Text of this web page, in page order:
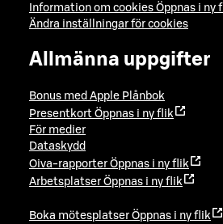
Information om cookies Öppnas i ny
Ändra inställningar för cookies
Allmänna uppgifter
Bonus med Apple Plånbok
Presentkort Öppnas i ny flik
För medier
Dataskydd
Oiva-rapporter Öppnas i ny flik
Arbetsplatser Öppnas i ny flik
Boka mötesplatser Öppnas i ny flik